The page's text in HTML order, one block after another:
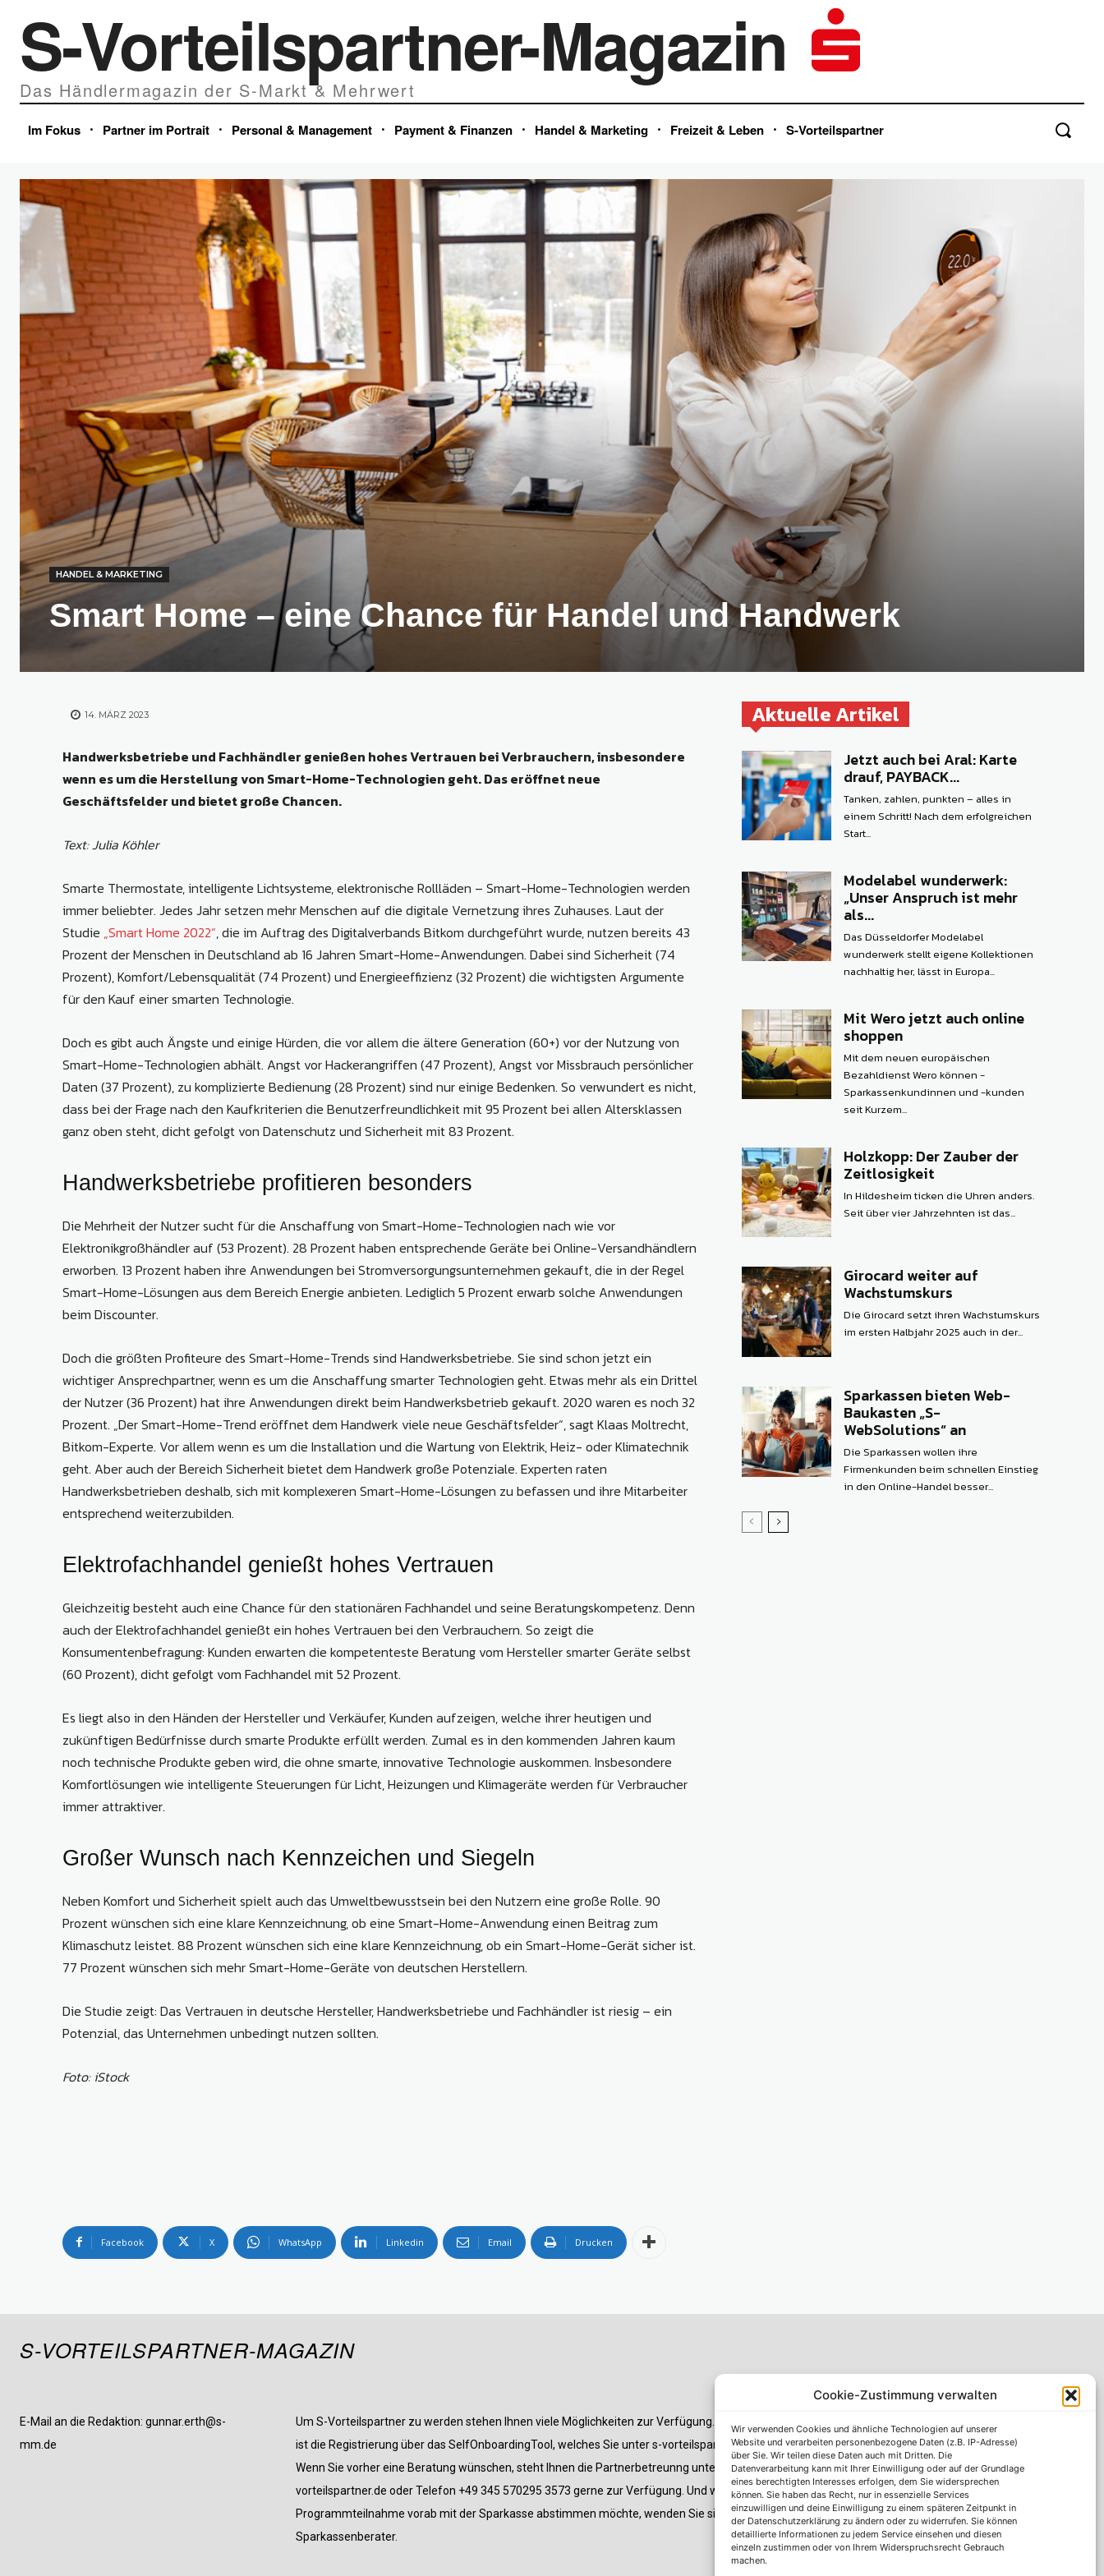
Cookie-Zustimmung verwalten
Wir verwenden Cookies und ähnliche Technologien auf unserer
Website und verarbeiten personenbezogene Daten (z.B. IP-Adresse)
über Sie. Wir teilen diese Daten auch mit Dritten. Die
Datenverarbeitung kann mit Ihrer Einwilligung oder auf der Grundlage
eines berechtigten Interesses erfolgen, dem Sie widersprechen
können. Sie haben das Recht, nur in essenzielle Services
einzuwilligen und deine Einwilligung zu einem späteren Zeitpunkt in
der Datenschutzerklärung zu ändern oder zu widerrufen. Sie können
detaillierte Informationen zu jedem Service einsehen und diesen
einzeln zustimmen oder von Ihrem Widerspruchsrecht Gebrauch
machen.
S-Vorteilspartner-Magazin
Das Händlermagazin der S-Markt & Mehrwert
Im Fokus Partner im Portrait Personal & Management Payment & Finanzen Handel & Marketing Freizeit & Leben S-Vorteilspartner
HANDEL & MARKETING
Smart Home – eine Chance für Handel und Handwerk
14. MÄRZ 2023
Handwerksbetriebe und Fachhändler genießen hohes Vertrauen bei Verbrauchern, insbesondere
wenn es um die Herstellung von Smart-Home-Technologien geht.Das eröffnet neue
Geschäftsfelder und bietet große Chancen.
Text: Julia Köhler
Smarte Thermostate, intelligente Lichtsysteme, elektronische Rollläden – Smart-Home-Technologien werden
immer beliebter. Jedes Jahr setzen mehr Menschen auf die digitale Vernetzung ihres Zuhauses. Laut der
Studie „Smart Home 2022“, die im Auftrag des Digitalverbands Bitkom durchgeführt wurde, nutzen bereits 43
Prozent der Menschen in Deutschland ab 16 Jahren Smart-Home-Anwendungen. Dabei sind Sicherheit (74
Prozent), Komfort/Lebensqualität (74 Prozent) und Energieeffizienz (32 Prozent) die wichtigsten Argumente
für den Kauf einer smarten Technologie.
Doch es gibt auch Ängste und einige Hürden, die vor allem die ältere Generation (60+) vor der Nutzung von
Smart-Home-Technologien abhält. Angst vor Hackerangriffen (47 Prozent), Angst vor Missbrauch persönlicher
Daten (37 Prozent), zu komplizierte Bedienung (28 Prozent) sind nur einige Bedenken. So verwundert es nicht,
dass bei der Frage nach den Kaufkriterien die Benutzerfreundlichkeit mit 95 Prozent bei allen Altersklassen
ganz oben steht, dicht gefolgt von Datenschutz und Sicherheit mit 83 Prozent.
Handwerksbetriebe profitieren besonders
Die Mehrheit der Nutzer sucht für die Anschaffung von Smart-Home-Technologien nach wie vor
Elektronikgroßhändler auf (53 Prozent). 28 Prozent haben entsprechende Geräte bei Online-Versandhändlern
erworben. 13 Prozent haben ihre Anwendungen bei Stromversorgungsunternehmen gekauft, die in der Regel
Smart-Home-Lösungen aus dem Bereich Energie anbieten. Lediglich 5 Prozent erwarb solche Anwendungen
beim Discounter.
Doch die größten Profiteure des Smart-Home-Trends sind Handwerksbetriebe. Sie sind schon jetzt ein
wichtiger Ansprechpartner, wenn es um die Anschaffung smarter Technologien geht. Etwas mehr als ein Drittel
der Nutzer (36 Prozent) hat ihre Anwendungen direkt beim Handwerksbetrieb gekauft. 2020 waren es noch 32
Prozent. „Der Smart-Home-Trend eröffnet dem Handwerk viele neue Geschäftsfelder“, sagt Klaas Moltrecht,
Bitkom-Experte. Vor allem wenn es um die Installation und die Wartung von Elektrik, Heiz- oder Klimatechnik
geht. Aber auch der Bereich Sicherheit bietet dem Handwerk große Potenziale. Experten raten
Handwerksbetrieben deshalb, sich mit komplexeren Smart-Home-Lösungen zu befassen und ihre Mitarbeiter
entsprechend weiterzubilden.
Elektrofachhandel genießt hohes Vertrauen
Gleichzeitig besteht auch eine Chance für den stationären Fachhandel und seine Beratungskompetenz. Denn
auch der Elektrofachhandel genießt ein hohes Vertrauen bei den Verbrauchern. So zeigt die
Konsumentenbefragung: Kunden erwarten die kompetenteste Beratung vom Hersteller smarter Geräte selbst
(60 Prozent), dicht gefolgt vom Fachhandel mit 52 Prozent.
Es liegt also in den Händen der Hersteller und Verkäufer, Kunden aufzeigen, welche ihrer heutigen und
zukünftigen Bedürfnisse durch smarte Produkte erfüllt werden. Zumal es in den kommenden Jahren kaum
noch technische Produkte geben wird, die ohne smarte, innovative Technologie auskommen. Insbesondere
Komfortlösungen wie intelligente Steuerungen für Licht, Heizungen und Klimageräte werden für Verbraucher
immer attraktiver.
Großer Wunsch nach Kennzeichen und Siegeln
Neben Komfort und Sicherheit spielt auch das Umweltbewusstsein bei den Nutzern eine große Rolle. 90
Prozent wünschen sich eine klare Kennzeichnung, ob eine Smart-Home-Anwendung einen Beitrag zum
Klimaschutz leistet. 88 Prozent wünschen sich eine klare Kennzeichnung, ob ein Smart-Home-Gerät sicher ist.
77 Prozent wünschen sich mehr Smart-Home-Geräte von deutschen Herstellern.
Die Studie zeigt: Das Vertrauen in deutsche Hersteller, Handwerksbetriebe und Fachhändler ist riesig – ein
Potenzial, das Unternehmen unbedingt nutzen sollten.
Foto: iStock
Facebook X WhatsApp Linkedin Email Drucken
Aktuelle Artikel
Jetzt auch bei Aral: Karte
drauf, PAYBACK...
Tanken, zahlen, punkten – alles in
einem Schritt! Nach dem erfolgreichen
Start...
Modelabel wunderwerk:
„Unser Anspruch ist mehr
als...
Das Düsseldorfer Modelabel
wunderwerk stellt eigene Kollektionen
nachhaltig her, lässt in Europa...
Mit Wero jetzt auch online
shoppen
Mit dem neuen europäischen
Bezahldienst Wero können ­
Sparkassenkundinnen und -kunden
seit Kurzem...
Holzkopp: Der Zauber der
Zeitlosigkeit
In Hildesheim ticken die Uhren anders.
Seit über vier Jahrzehnten ist das...
Girocard weiter auf
Wachstumskurs
Die Girocard setzt ihren Wachstumskurs
im ersten Halbjahr 2025 auch in der...
Sparkassen bieten Web-
Baukasten „S-
WebSolutions“ an
Die Sparkassen wollen ihre
Firmenkunden beim schnellen Einstieg
in den Online-Handel besser...
S-VORTEILSPARTNER-MAGAZIN
E-Mail an die Redaktion: gunnar.erth@s-
mm.de
Um S-Vorteilspartner zu werden stehen Ihnen viele Möglichkeiten zur Verfügung. Am einfachsten
ist die Registrierung über das SelfOnboardingTool, welches Sie unter s-vorteilspartner.de finden.
Wenn Sie vorher eine Beratung wünschen, steht Ihnen die Partnerbetreunng unter service@s-
vorteilspartner.de oder Telefon +49 345 570295 3573 gerne zur Verfügung. Und wenn Sie Ihre
Programmteilnahme vorab mit der Sparkasse abstimmen möchte, wenden Sie sich bitte an Ihren
Sparkassenberater.
S-Vorteilspartner
Impressum
Datenschutzhinweise
AGB
Erklärung zur Barrierefreiheit